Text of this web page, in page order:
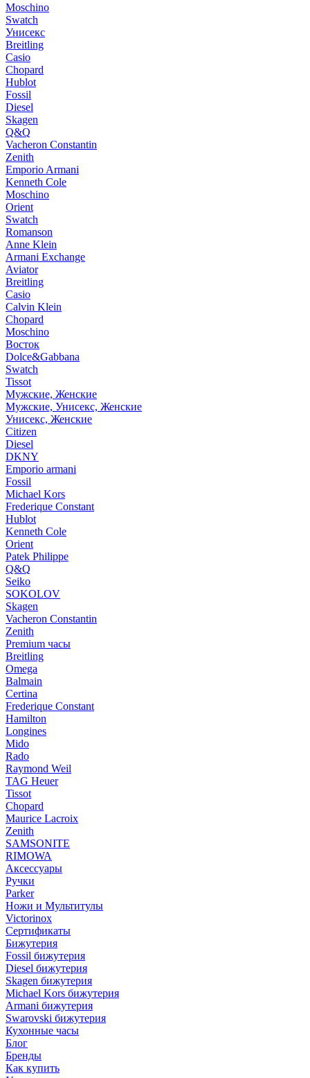
Moschino
Swatch
Унисекс
Breitling
Casio
Chopard
Hublot
Fossil
Diesel
Skagen
Q&Q
Vacheron Constantin
Zenith
Emporio Armani
Kenneth Cole
Moschino
Orient
Swatch
Romanson
Anne Klein
Armani Exchange
Aviator
Breitling
Casio
Calvin Klein
Chopard
Moschino
Восток
Dolce&Gabbana
Swatch
Tissot
Мужские, Женские
Мужские, Унисекс, Женские
Унисекс, Женские
Citizen
Diesel
DKNY
Emporio armani
Fossil
Michael Kors
Frederique Constant
Hublot
Kenneth Cole
Orient
Patek Philippe
Q&Q
Seiko
SOKOLOV
Skagen
Vacheron Constantin
Zenith
Premium часы
Breitling
Omega
Balmain
Certina
Frederique Constant
Hamilton
Longines
Mido
Rado
Raymond Weil
TAG Heuer
Tissot
Chopard
Maurice Lacroix
Zenith
SAMSONITE
RIMOWA
Аксессуары
Ручки
Parker
Ножи и Мультитулы
Victorinox
Сертификаты
Бижутерия
Fossil бижутерия
Diesel бижутерия
Skagen бижутерия
Michael Kors бижутерия
Armani бижутерия
Swarovski бижутерия
Кухонные часы
Блог
Бренды
Как купить